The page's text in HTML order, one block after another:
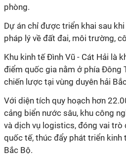
phòng.
Dự án chỉ được triển khai sau
pháp lý về đất đai, môi trường,
Khu kinh tế Đình Vũ - Cát Hải là
điểm quốc gia nằm ở phía Đông
chiến lược tại vùng duyên hải
Với diện tích quy hoạch hơn
cảng biển nước sâu, khu công
và dịch vụ logistics, đóng vai
quốc tế, thúc đẩy phát triển kinh
Bắc Bộ.